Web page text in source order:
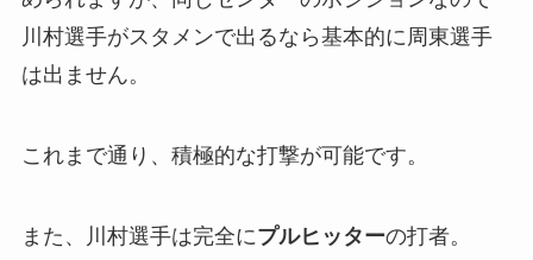
川村選手がスタメンで出るなら基本的に周東選手
は出ません。
これまで通り、積極的な打撃が可能です。
また、川村選手は完全にプルヒッターの打者。